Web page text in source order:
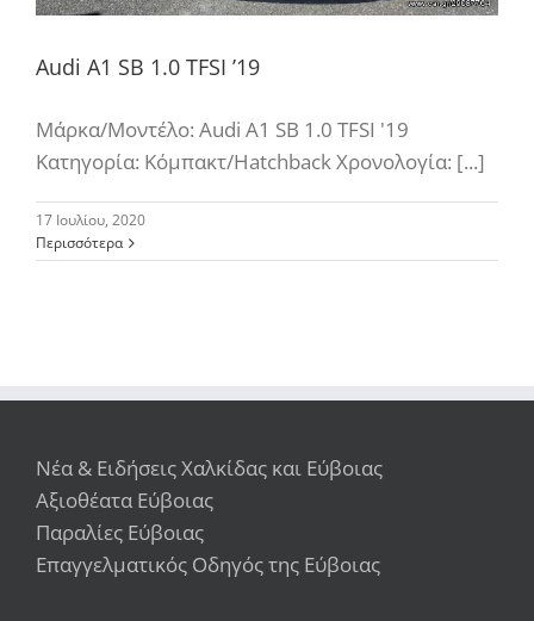
Audi A1 SB 1.0 TFSI ’19
Μάρκα/Μοντέλο: Audi A1 SB 1.0 TFSI '19
Κατηγορία: Κόμπακτ/Hatchback Χρονολογία: [...]
17 Ιουλίου, 2020
Περισσότερα
Νέα & Ειδήσεις Χαλκίδας και Εύβοιας
Αξιοθέατα Εύβοιας
Παραλίες Εύβοιας
Επαγγελματικός Οδηγός της Εύβοιας